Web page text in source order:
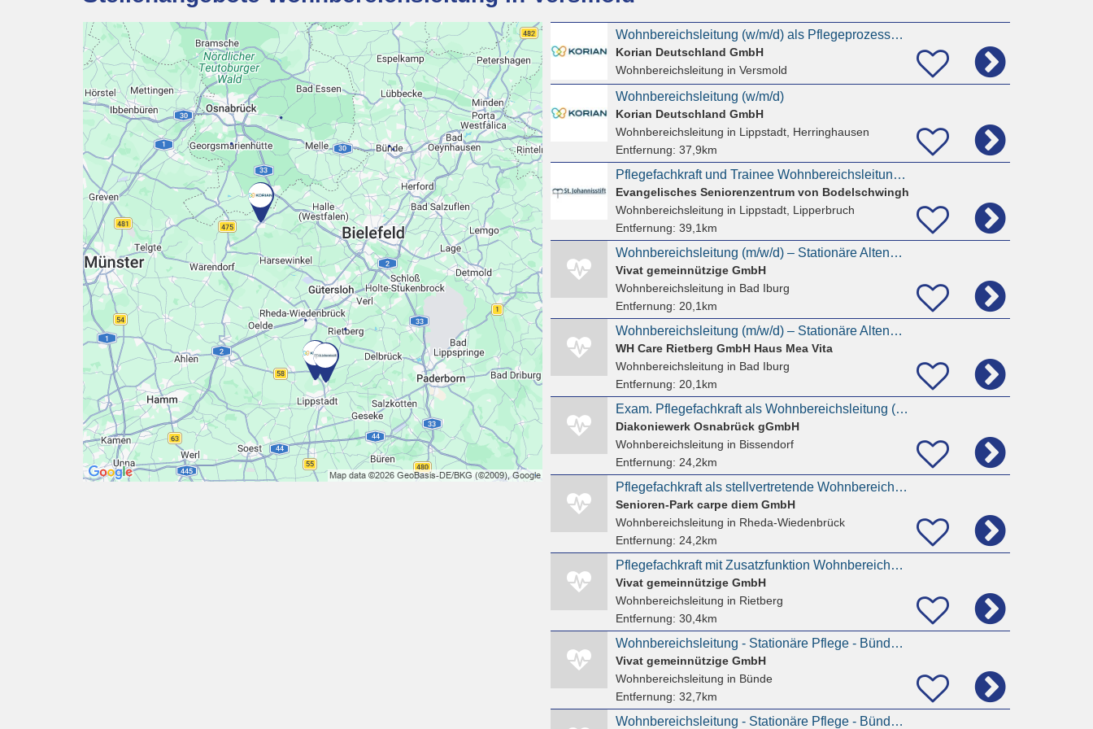
Wohnbereichsleitung (w/m/d) als Pflegeprozesskoordinator
Korian Deutschland GmbH
Wohnbereichsleitung in Versmold
Wohnbereichsleitung (w/m/d)
Korian Deutschland GmbH
Wohnbereichsleitung in Lippstadt, Herringhausen
Entfernung: 37,9km
Pflegefachkraft und Trainee Wohnbereichsleitung (m/w/d)
Evangelisches Seniorenzentrum von Bodelschwingh
Wohnbereichsleitung in Lippstadt, Lipperbruch
Entfernung: 39,1km
Wohnbereichsleitung (m/w/d) – Stationäre Altenpflege | Georgsmarienhütte
Vivat gemeinnützige GmbH
Wohnbereichsleitung in Bad Iburg
Entfernung: 20,1km
Wohnbereichsleitung (m/w/d) – Stationäre Altenpflege | Georgsmarienhütte
WH Care Rietberg GmbH Haus Mea Vita
Wohnbereichsleitung in Bad Iburg
Entfernung: 20,1km
Exam. Pflegefachkraft als Wohnbereichsleitung (m/w/d) im Haus am Lechtenbrink
Diakoniewerk Osnabrück gGmbH
Wohnbereichsleitung in Bissendorf
Entfernung: 24,2km
Pflegefachkraft als stellvertretende Wohnbereichsleitung
Senioren-Park carpe diem GmbH
Wohnbereichsleitung in Rheda-Wiedenbrück
Entfernung: 24,2km
Pflegefachkraft mit Zusatzfunktion Wohnbereichsleitung (m/w/d) | Stationäre Pflege | Rietberg
Vivat gemeinnützige GmbH
Wohnbereichsleitung in Rietberg
Entfernung: 30,4km
Wohnbereichsleitung - Stationäre Pflege - Bünde (m/w/d)
Vivat gemeinnützige GmbH
Wohnbereichsleitung in Bünde
Entfernung: 32,7km
Wohnbereichsleitung - Stationäre Pflege - Bünde (m/w/d)